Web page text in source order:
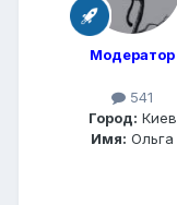
Модератор
541
Город: Киев
Имя: Ольга